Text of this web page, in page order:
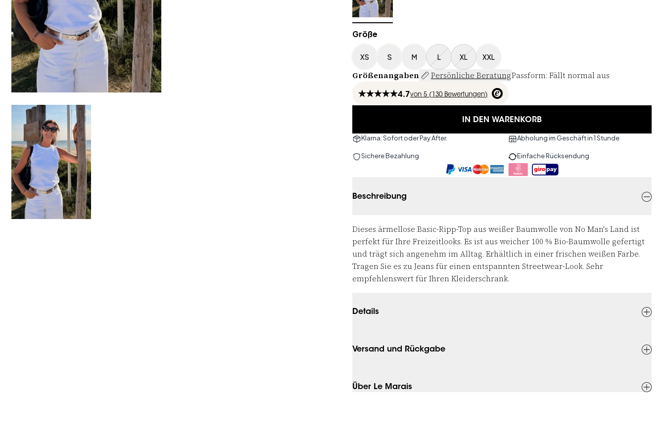
Größe
XS S M L XL XXL
Größenangaben Persönliche BeratungPassform: Fällt normal aus
4.7von 5 ( 130 Bewertungen)
IN DEN WARENKORB
Klarna: Sofort oder Pay After. Abholung im Geschäft in 1 Stunde
Sichere Bezahlung Einfache Rücksendung
Beschreibung
Dieses ärmellose Basic-Ripp-Top aus weißer Baumwolle von No Man's Land ist
perfekt für Ihre Freizeitlooks. Es ist aus weicher 100 % Bio-Baumwolle gefertigt
und trägt sich angenehm im Alltag. Erhältlich in einer frischen weißen Farbe.
Tragen Sie es zu Jeans für einen entspannten Streetwear-Look. Sehr
empfehlenswert für Ihren Kleiderschrank.
Details
Versand und Rückgabe
Über Le Marais